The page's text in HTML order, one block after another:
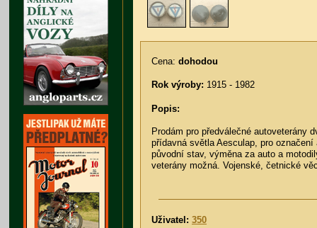
Cena: dohodou
Rok výroby: 1915 - 1982
Popis:
Prodám pro předválečné autoveterány
přídavná světla Aesculap, pro označení
původní stav, výměna za auto a
veterány možná. Vojenské, četnické
Uživatel: 350